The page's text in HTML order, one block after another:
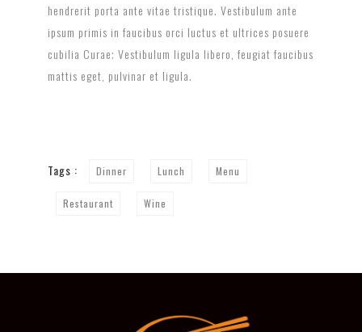
hendrerit porta ante vitae tristique. Vestibulum ante
ipsum primis in faucibus orci luctus et ultrices posuere
cubilia Curae; Vestibulum ligula libero, feugiat faucibus
mattis eget, pulvinar et ligula.
Tags : Dinner Lunch Menu
Restaurant Wine